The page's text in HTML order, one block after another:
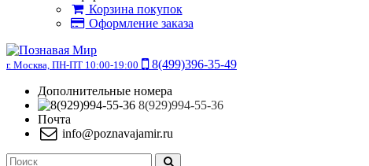
Корзина покупок
Оформление заказа
г. Москва, ПН-ПТ 10:00-19:00
8(499)396-35-49
Дополнительные номера
8(929)994-55-36
Почта
info@poznavajamir.ru